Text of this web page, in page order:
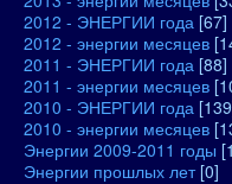
2012 - ЭНЕРГИИ года [67]
2012 - энергии месяцев
2011 - ЭНЕРГИИ года [88]
2011 - энергии месяцев
2010 - ЭНЕРГИИ года
2010 - энергии месяцев
Энергии 2009-2011 годы
Энергии прошлых лет [0]